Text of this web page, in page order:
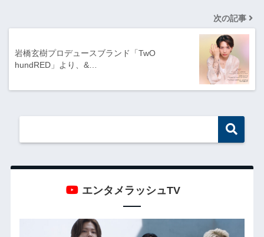
次の記事
岩橋玄樹プロデュースブランド「TwO
hundRED」より、&…
エンタメラッシュTV